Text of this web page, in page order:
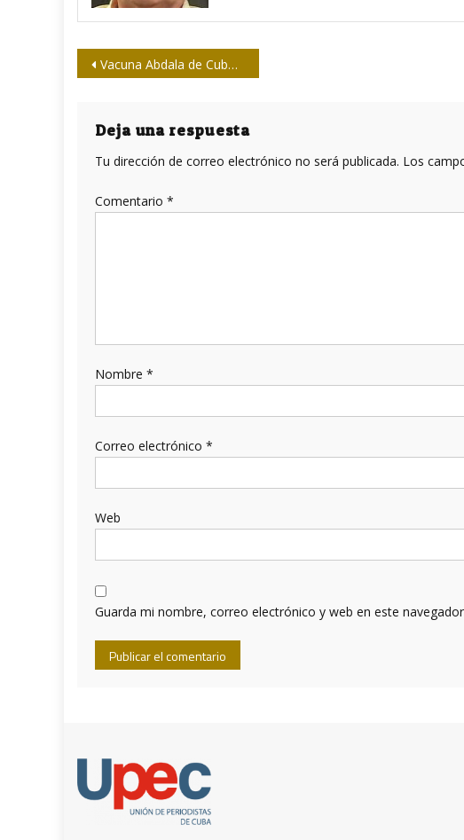
Navegación
entradas
Vacuna Abdala de Cuba con elevada efectividad frente a cepa Delta
Deja una respuesta
Tu dirección de correo electrónico no será publicada. Los
Comentario *
Nombre *
Correo electrónico *
Web
Guarda mi nombre, correo electrónico y web en este